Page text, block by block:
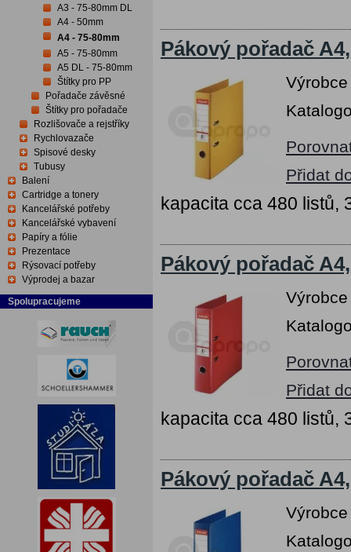
A3 - 75-80mm DL
A4 - 50mm
A4 - 75-80mm
A5 - 75-80mm
A5 DL - 75-80mm
Štítky pro PP
Pořadače závěsné
Štítky pro pořadače
Rozlišovače a rejstříky
Rychlovazače
Spisové desky
Tubusy
Balení
Cartridge a tonery
Kancelářské potřeby
Kancelářské vybavení
Papíry a fólie
Prezentace
Rýsovací potřeby
Výprodej a bazar
Spolupracujeme
Pákový pořadač
Přidat
kapacita cca 480 listů,
Pákový pořadač
Přidat
kapacita cca 480 listů,
Pákový pořadač